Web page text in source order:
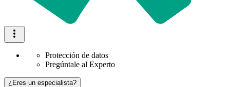
Protección de datos
Pregúntale al Experto
¿Eres un especialista?